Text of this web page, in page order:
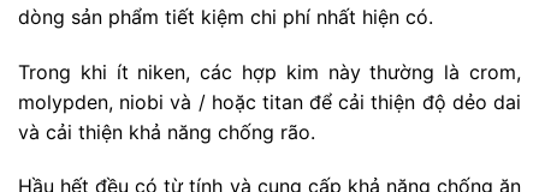
dòng sản phẩm tiết kiệm chi phí nhất hiện có.
Trong khi ít niken, các hợp kim này thường là crom,
molypden, niobi và / hoặc titan để cải thiện độ dẻo dai
và cải thiện khả năng chống rão.
Hầu hết đều có từ tính và cung cấp khả năng chống ăn